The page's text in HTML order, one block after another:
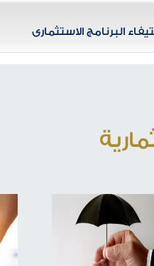
البرنامج الاستثمارى